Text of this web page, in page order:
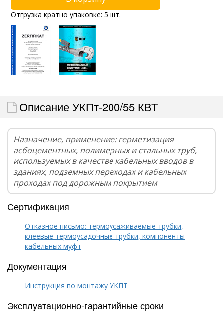
Отгрузка кратно упаковке: 5 шт.
Описание УКПт-200/55 КВТ
Назначение, применение: герметизация
асбоцементных, полимерных и стальных труб,
используемых в качестве кабельных вводов в
зданиях, подземных переходах и кабельных
проходах под дорожным покрытием
Сертификация
Отказное письмо: термоусаживаемые трубки,
клеевые термоусадочные трубки, компоненты
кабельных муфт
Документация
Инструкция по монтажу УКПТ
Эксплуатационно-гарантийные сроки